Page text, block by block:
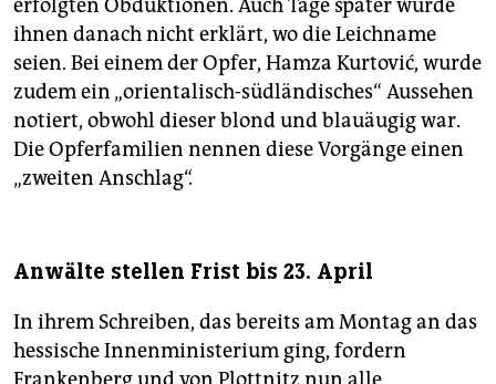
erfolgten Obduktionen. Auch Tage später wurde
ihnen danach nicht erklärt, wo die Leichname
seien. Bei einem der Opfer, Hamza Kurtović, wurde
zudem ein „orientalisch-südländisches“ Aussehen
notiert, obwohl dieser blond und blauäugig war.
Die Opferfamilien nennen diese Vorgänge einen
„zweiten Anschlag“.
Anwälte stellen Frist bis 23. April
In ihrem Schreiben, das bereits am Montag an das
hessische Innenministerium ging, fordern